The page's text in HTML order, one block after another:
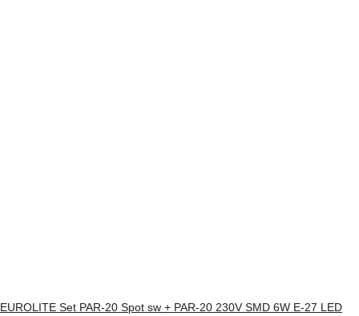
EUROLITE Set PAR-20 Spot sw + PAR-20 230V SMD 6W E-27 LED